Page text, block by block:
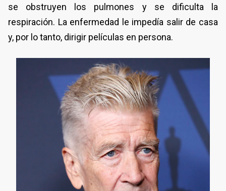
se obstruyen los pulmones y se dificulta la
respiración. La enfermedad le impedía salir de casa
y, por lo tanto, dirigir películas en persona.